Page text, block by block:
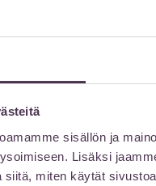
sisällön ja
Lisäksi
siitä, miten käytät